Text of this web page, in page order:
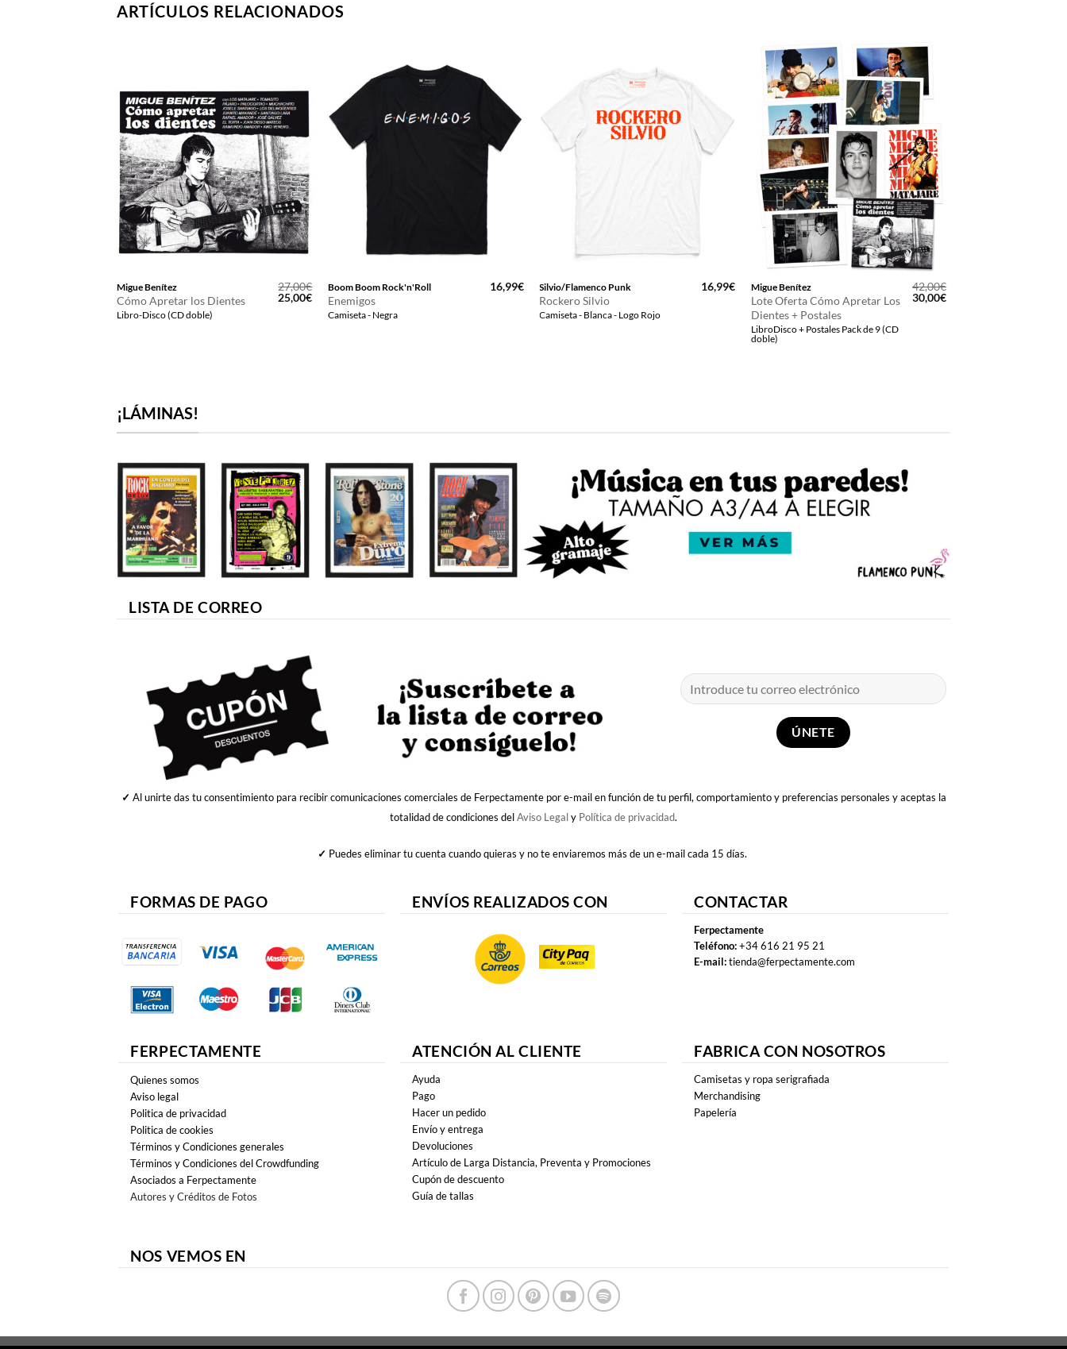
ARTÍCULOS RELACIONADOS
Migue Benítez
Cómo Apretar los Dientes
Libro-Disco (CD doble)
27,00€
El
precio
25,00€El
precio
actual
Boom Boom Rock'n'Roll
Enemigos
Camiseta - Negra
16,99€ Silvio/Flamenco Punk
Rockero Silvio
Camiseta - Blanca - Logo Rojo
16,99€ Migue Benítez
Lote Oferta Cómo Apretar Los
Dientes + Postales
LibroDisco + Postales Pack de 9 (CD
doble)
42,00€
El
precio
30,00€El
¡LÁMINAS!
LISTA DE CORREO
✓ Al unirte das tu consentimiento para recibir comunicaciones comerciales de Ferpectamente por e-mail en función de tu perfil, comportamiento y preferencias personales y aceptas la
totalidad de condiciones delAviso Legaly Política de privacidad.
✓ Puedes eliminar tu cuenta cuando quieras y no te enviaremos más de un e-mail cada 15 días.
FORMAS DE PAGO ENVÍOS REALIZADOS CON CONTACTAR
Ferpectamente
Teléfono:+34 616 21 95 21
E-mail:tienda@ferpectamente.com
FERPECTAMENTE
Quienes somos
Aviso legal
Politica de privacidad
Politica de cookies
Términos y Condiciones generales
Términos y Condiciones del Crowdfunding
Asociados a Ferpectamente
Autores y Créditos de Fotos
ATENCIÓN AL CLIENTE
Ayuda
Pago
Hacer un pedido
Envío y entrega
Devoluciones
Artículo de Larga Distancia, Preventa y Promociones
Cupón de descuento
Guía de tallas
FABRICA CON NOSOTROS
Camisetas y ropa serigrafiada
Merchandising
Papelería
NOS VEMOS EN